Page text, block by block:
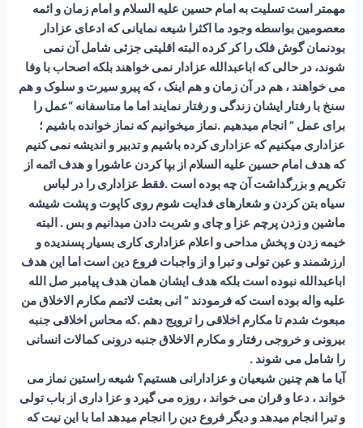
مهمتر است تسلیت به امام حسین علیه السلام و امام زمان و ائمه
معصومین بواسطه وجود ما اکثرا شیعه نمایانی که ادعای عزادار
بودنمان گوش فلک را کر کرده البته اقلیتی جزئی شامل آن نمی
شوند، در حالی که اباعبدالله عزادار نمی خواهند بلکه اصحاب با وفا
می خواهند ، هم در آن زمان و هم اینک ، که پیرو سیرت و سلوک و هم
سنخ با رفتار ایشان زندگی و رفتار نمایند اما ما متاسفانه “عمل را
برای عمل ” انجام میدهیم .نماز میخوانیم که نماز خوانده باشیم ؛
عزاداری میکنیم که عزاداری کرده باشیم و تدبیر و اندیشه نمی کنیم
که هدف امام حسین علیه السلام از بپا کردن عاشورا و هدف ائمه از
تکریم و بزرگداشت آن چه بوده است .فقط عزاداری را در لباس
سیاه بتن کردن و شعارهای فدایت شوم روی کاپوت و پشت شیشه
ماشین و زدن پرچم عزا و چای و شربت دادن میدانیم و بس . البته
خیمه زدن و پخش مداحی و اعلام عزاداری کاری بسیار پسندیده و
ارزشمند و عین تولی و تبرا و از واجبات فروع دین است اما این هدف
اباعبدالله نبوده است بلکه هدف ایشان همان هدف پیامبر صل الله
علیه واله بوده است که فرمودند ” انی بعثت لاتمم مکارم الاخلاق من
مبعوث شدم تا مکارم اخلاقی را ترویج دهم .که محاس اخلاقی جنبه
بیرونی و خروجی رفتار و مکارم الاخلاق جنبه درونی کمالات انسانی
را شامل می شوند .
آیا ما هم چنین شیعیان و عزادارانی هستیم؟ شیعه راستین نماز می
خواند ، دعا و قران می خواند ، روزه می گیرد و عزا داری از باب تولی
و تبرا انجام میدهد و دیگر فروع دین را انجام میدهد اما با این نیت که